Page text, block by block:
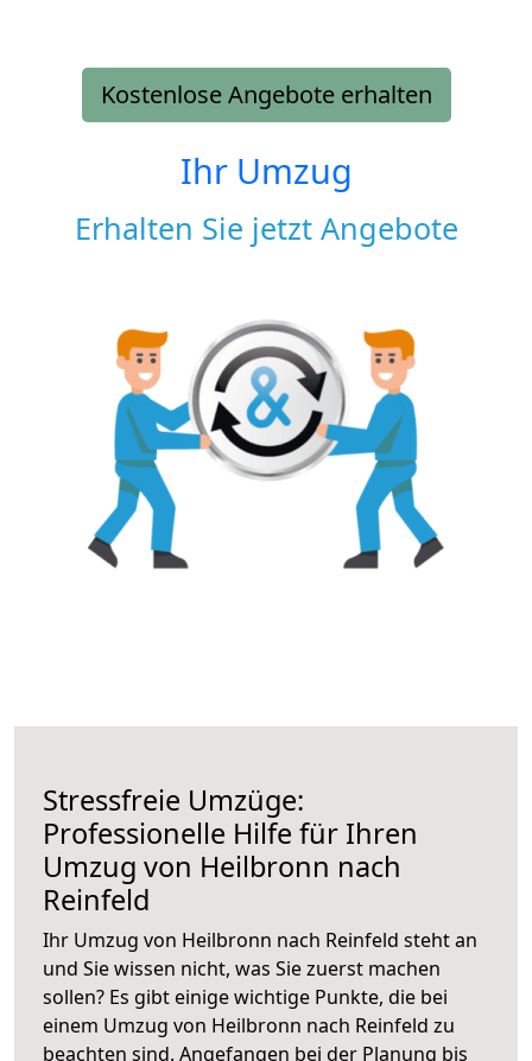
Kostenlose Angebote erhalten
Ihr Umzug
Erhalten Sie jetzt Angebote
Stressfreie Umzüge:
Professionelle Hilfe für Ihren
Umzug von Heilbronn nach
Reinfeld
Ihr Umzug von Heilbronn nach Reinfeld steht an
und Sie wissen nicht, was Sie zuerst machen
sollen? Es gibt einige wichtige Punkte, die bei
einem Umzug von Heilbronn nach Reinfeld zu
beachten sind. Angefangen bei der Planung bis